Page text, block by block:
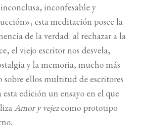
inconfesable y
esta meditación posee la
de la verdad: al rechazar a la
el viejo escritor nos desvela,
y la memoria, mucho más
sobre ellos multitud de escritores
edición un ensayo en el que
Amor y vejezcomo prototipo